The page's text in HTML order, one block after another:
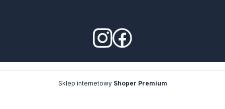
Sklep internetowy Shoper Premium